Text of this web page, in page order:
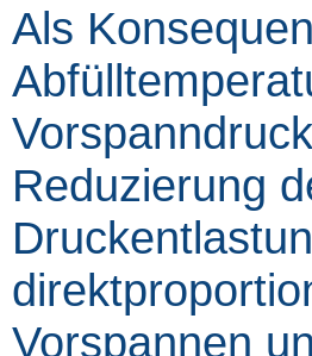
Als
Reduzierung
Vorspannen